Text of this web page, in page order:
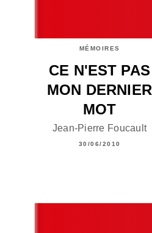
MÉMOIRES
CE N'EST PAS
MON DERNIER
MOT
Jean-Pierre Foucault
30/06/2010